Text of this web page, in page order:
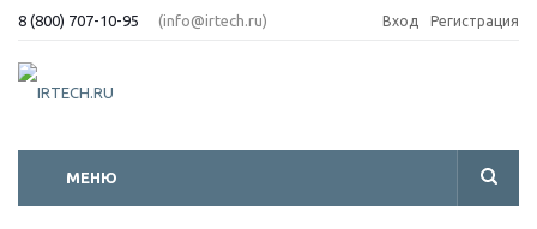
8 (800) 707-10-95 (info@irtech.ru) Вход Регистрация
МЕНЮ